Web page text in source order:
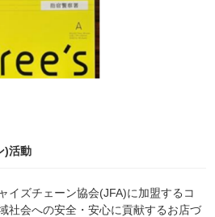
)活動
イズチェーン協会(JFA)に加盟するコ
社会への安全・安心に貢献するお店づ